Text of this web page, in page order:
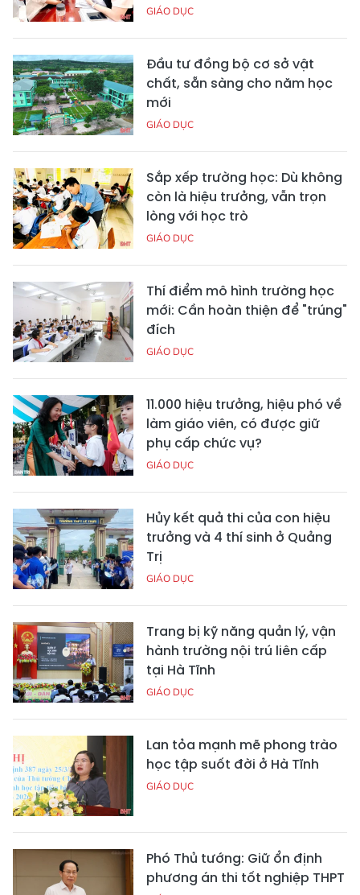
GIÁO DỤC
Đầu tư đồng bộ cơ sở vật
chất, sẵn sàng cho năm học
mới
GIÁO DỤC
Sắp xếp trường học: Dù không
còn là hiệu trưởng, vẫn trọn
lòng với học trò
GIÁO DỤC
Thí điểm mô hình trường học
mới: Cần hoàn thiện để "trúng"
đích
GIÁO DỤC
11.000 hiệu trưởng, hiệu phó về
làm giáo viên, có được giữ
phụ cấp chức vụ?
GIÁO DỤC
Hủy kết quả thi của con hiệu
trưởng và 4 thí sinh ở Quảng
Trị
GIÁO DỤC
Trang bị kỹ năng quản lý, vận
hành trường nội trú liên cấp
tại Hà Tĩnh
GIÁO DỤC
Lan tỏa mạnh mẽ phong trào
học tập suốt đời ở Hà Tĩnh
GIÁO DỤC
Phó Thủ tướng: Giữ ổn định
phương án thi tốt nghiệp THPT